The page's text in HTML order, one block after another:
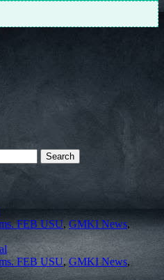
FEB USU,GMKI News,
FEB USU,GMKI News,